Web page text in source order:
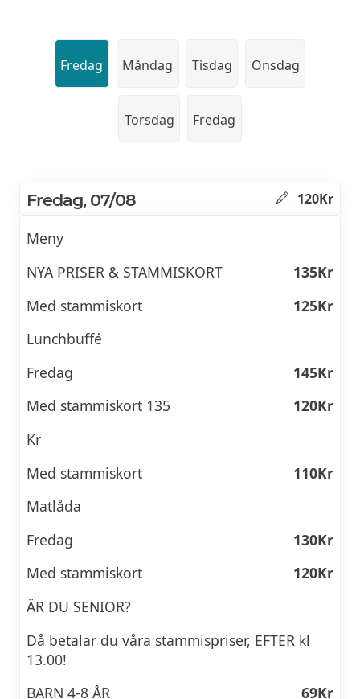
Fredag Måndag Tisdag Onsdag
Torsdag Fredag
Fredag, 07/08 120Kr
Meny
NYA PRISER & STAMMISKORT
135Kr
Med stammiskort
125Kr
Lunchbuffé
Fredag
145Kr
Med stammiskort 135
120Kr
Kr
Med stammiskort
110Kr
Matlåda
Fredag
130Kr
Med stammiskort
120Kr
ÄR DU SENIOR?
Då betalar du våra stammispriser, EFTER kl
13.00!
BARN 4-8 ÅR
69Kr